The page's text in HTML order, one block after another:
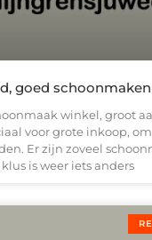
goed schoonmaken
winkel, groot
voor grote inkoop,
Er zijn zoveel
is weer iets anders